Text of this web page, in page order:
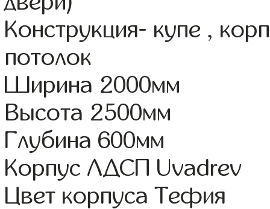
Конструкция- купе ,
потолок
Ширина 2000мм
Высота 2500мм
Глубина 600мм
Корпус ЛДСП Uvadrev
Цвет корпуса Тефия